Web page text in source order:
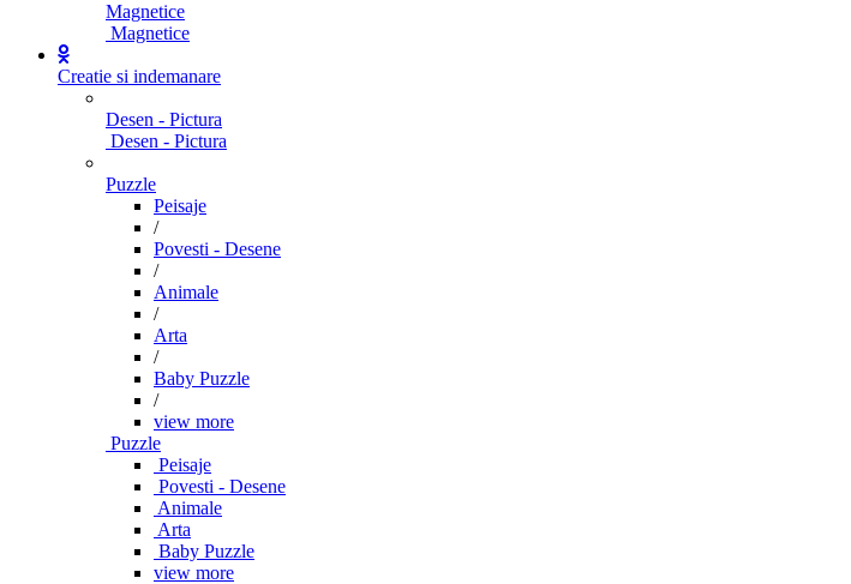
Magnetice
Magnetice
Creatie si indemanare
Desen - Pictura
Desen - Pictura
Puzzle
Peisaje
/
Povesti - Desene
/
Animale
/
Arta
/
Baby Puzzle
/
view more
Puzzle
Peisaje
Povesti - Desene
Animale
Arta
Baby Puzzle
view more